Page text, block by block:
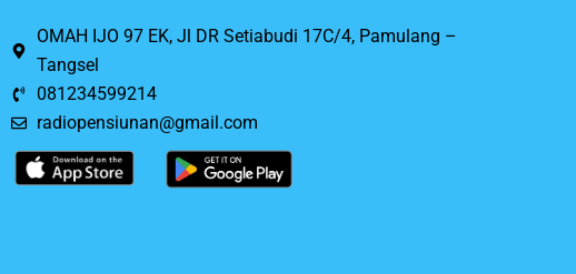
OMAH IJO 97 EK, Jl DR Setiabudi 17C/4, Pamulang –
Tangsel
081234599214
radiopensiunan@gmail.com